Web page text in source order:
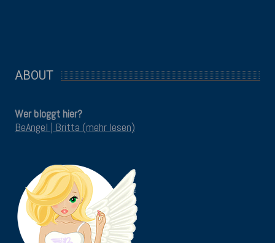
ABOUT
Wer bloggt hier?
BeAngel | Britta (mehr lesen)